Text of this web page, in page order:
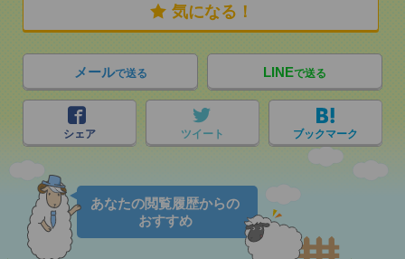
気になる！
メールで送る LINEで送る
シェア ツイート ブックマーク
あなたの閲覧履歴からの
おすすめ